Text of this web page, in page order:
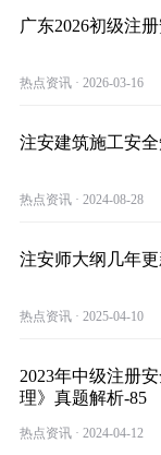
广东2026初级注
热点资讯 · 2026-03-16
注安建筑施工安
热点资讯 · 2024-08-28
注安师大纲几年
热点资讯 · 2025-04-10
2023年中级注册
理》真题解析-85
热点资讯 · 2024-04-12